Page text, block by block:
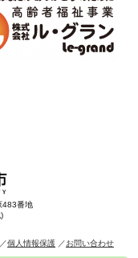
483番地
個人情報保護 お問い合わせ